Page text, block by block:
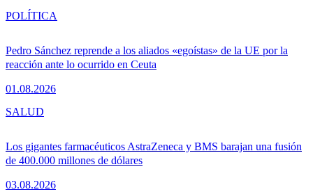
Pedro Sánchez reprende a los aliados «egoístas» de la UE por la
reacción ante lo ocurrido en Ceuta
01.08.2026
POLÍTICA
Los gigantes farmacéuticos AstraZeneca y BMS barajan una fusión
de 400.000 millones de dólares
03.08.2026
SALUD